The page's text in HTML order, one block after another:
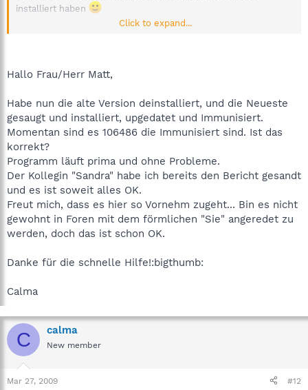
installiert haben
Wenn Sie damit fertig sind, updaten Sie Spybot, starten einen
Suchlauf und erstellen einen Spybot-Systembericht, so wie
Markus es beschrieben hat.
Für weitere Fragen stehen wir Ihnen gerne zur Hilfe bereit.
Click to expand...
Hallo Frau/Herr Matt,
Habe nun die alte Version deinstalliert, und die Neueste
gesaugt und installiert, upgedatet und Immunisiert.
Momentan sind es 106486 die Immunisiert sind. Ist das
korrekt?
Programm läuft prima und ohne Probleme.
Der Kollegin "Sandra" habe ich bereits den Bericht gesandt
und es ist soweit alles OK.
Freut mich, dass es hier so Vornehm zugeht... Bin es nicht
gewohnt in Foren mit dem förmlichen "Sie" angeredet zu
werden, doch das ist schon OK.
Danke für die schnelle Hilfe!:bigthumb:
Calma
C calma
New member
Mar 27, 2009 #12